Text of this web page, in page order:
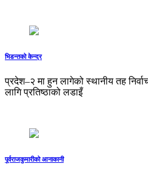
भिडन्तको केन्द्र
प्रदेश–२ मा हुन लागेको स्थानीय तह
लागि प्रतिष्ठाको लडाइँ
पूर्वराजकुमारीको आनाकानी